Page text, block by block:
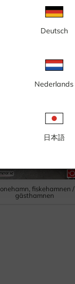
Deutsch
Nederlands
日本語
Fårösund, fiskehamnen /
gästhamnen
fiskehamnen /
gästhamnen